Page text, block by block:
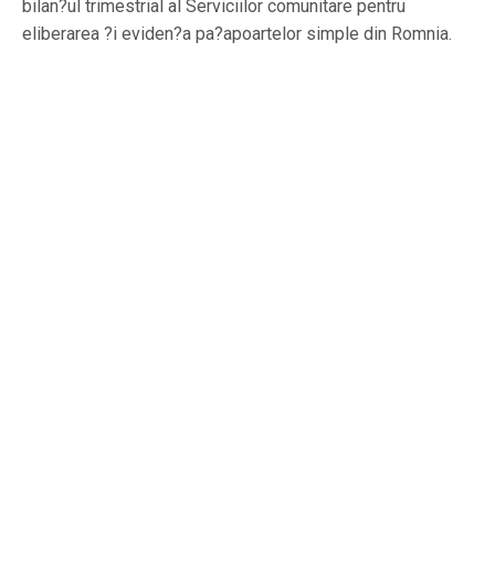
bilan?ul trimestrial al Serviciilor comunitare pentru
eliberarea ?i eviden?a pa?apoartelor simple din Romnia.